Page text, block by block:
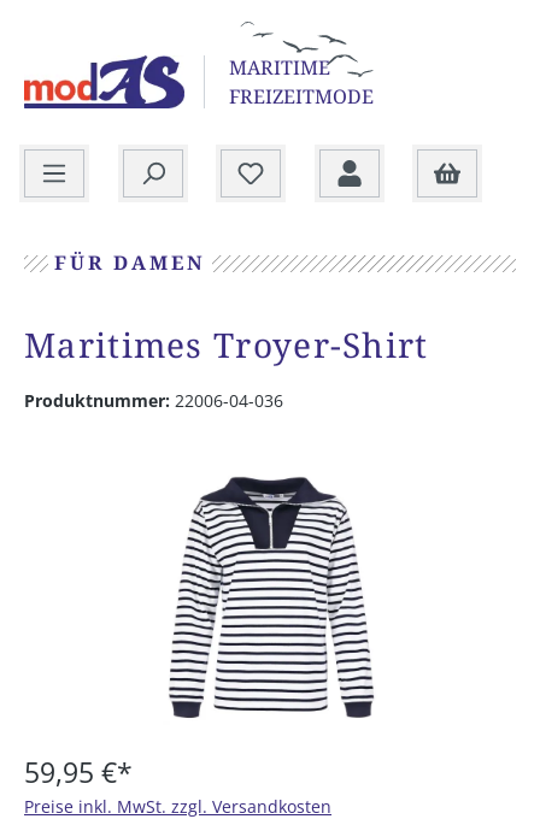
MARITIME
FREIZEITMODE
FÜR DAMEN
Maritimes Troyer-Shirt
Produktnummer: 22006-04-036
Bildergalerie überspringen
59,95 €*
Preise inkl. MwSt. zzgl. Versandkosten